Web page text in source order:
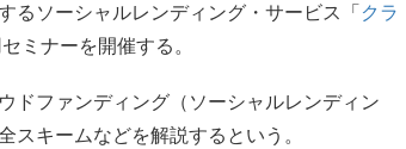
るソーシャルレンディング・サービス「 クラ
ミナーを開催する。
ドファンディング（ソーシャルレンディン
スキームなどを解説するという。